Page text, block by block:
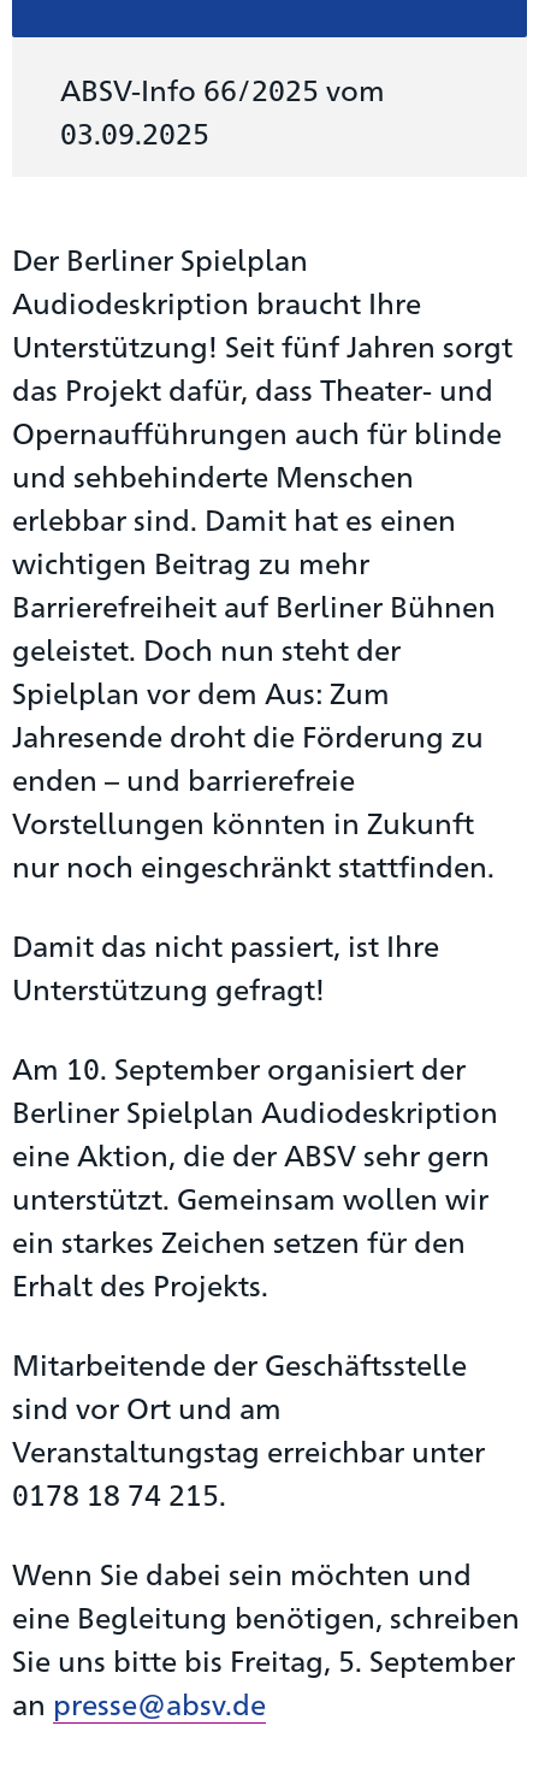
ABSV-Info 66/2025 vom
03.09.2025
Der Berliner Spielplan
Audiodeskription braucht Ihre
Unterstützung! Seit fünf Jahren sorgt
das Projekt dafür, dass Theater- und
Opernaufführungen auch für blinde
und sehbehinderte Menschen
erlebbar sind. Damit hat es einen
wichtigen Beitrag zu mehr
Barrierefreiheit auf Berliner Bühnen
geleistet. Doch nun steht der
Spielplan vor dem Aus: Zum
Jahresende droht die Förderung zu
enden – und barrierefreie
Vorstellungen könnten in Zukunft
nur noch eingeschränkt stattfinden.
Damit das nicht passiert, ist Ihre
Unterstützung gefragt!
Am 10. September organisiert der
Berliner Spielplan Audiodeskription
eine Aktion, die der ABSV sehr gern
unterstützt. Gemeinsam wollen wir
ein starkes Zeichen setzen für den
Erhalt des Projekts.
Mitarbeitende der Geschäftsstelle
sind vor Ort und am
Veranstaltungstag erreichbar unter
0178 18 74 215.
Wenn Sie dabei sein möchten und
eine Begleitung benötigen, schreiben
Sie uns bitte bis Freitag, 5. September
an presse@absv.de